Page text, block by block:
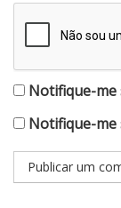
Notifique-me
Notifique-me